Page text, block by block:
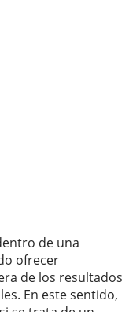
de una
ofrecer
de los resultados
En este sentido,